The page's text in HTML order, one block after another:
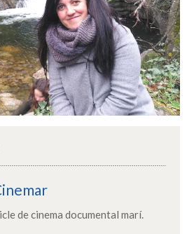
de cinema documental marí.